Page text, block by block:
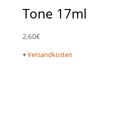
Tone 17ml
2,60€
+Versandkosten